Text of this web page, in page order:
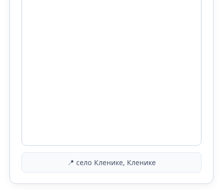
📍 село Кленике, Кленике